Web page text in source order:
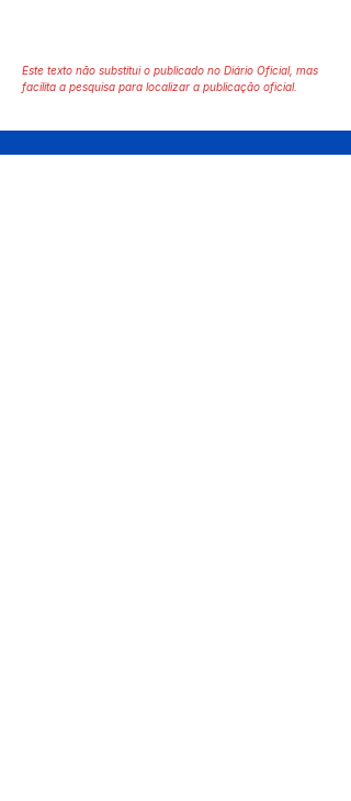
Este texto não substitui o publicado no Diário Oficial, mas
facilita a pesquisa para localizar a publicação oficial.